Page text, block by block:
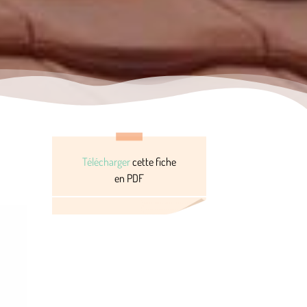
Téléchargercette fiche
en PDF